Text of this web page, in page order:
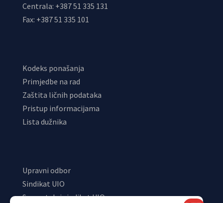
Centrala: +387 51 335 131
Fax: +387 51 335 101
Kodeks ponašanja
Primjedbe na rad
Zaštita ličnih podataka
Pristup informacijama
Lista dužnika
Upravni odbor
Sindikat UIO
Samostalni sindikat UIO